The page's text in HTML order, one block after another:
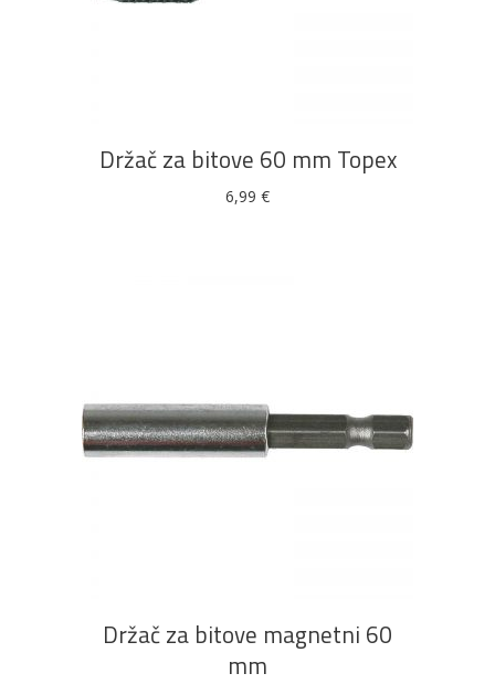
Držač za bitove 60 mm Topex
6,99 €
Držač za bitove magnetni 60
mm